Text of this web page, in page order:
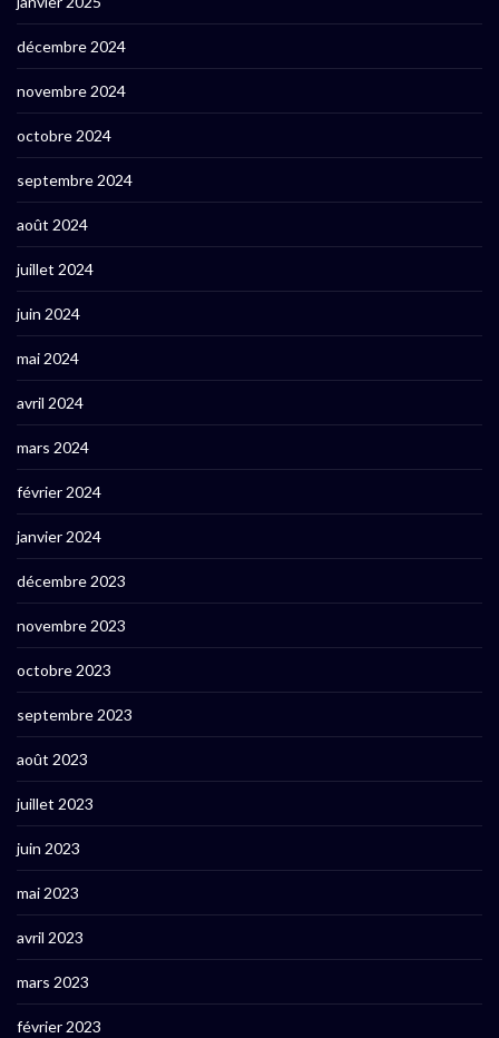
décembre 2024
novembre 2024
octobre 2024
septembre 2024
août 2024
juillet 2024
juin 2024
mai 2024
avril 2024
mars 2024
février 2024
janvier 2024
décembre 2023
novembre 2023
octobre 2023
septembre 2023
août 2023
juillet 2023
juin 2023
mai 2023
avril 2023
mars 2023
février 2023